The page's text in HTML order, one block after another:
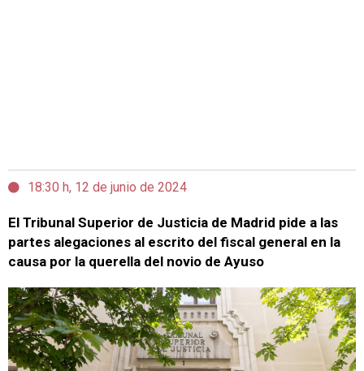
18:30 h, 12 de junio de 2024
El Tribunal Superior de Justicia de Madrid pide a las
partes alegaciones al escrito del fiscal general en la
causa por la querella del novio de Ayuso